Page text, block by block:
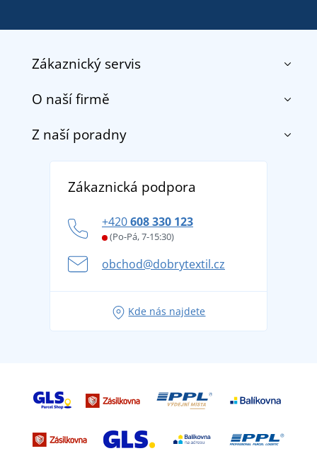
Zákaznický servis
Kontakt
Doprava a platba
Vrácení zboží a reklamace
Potisk a výšivka
Věrnostní program BONTIS +
O naší firmě
O nás
DobrýTextil pro firmy a organizace
Z naší poradny
tradicí od roku 1976
Letní dobrodružství začíná balením aneb připravte
se na dovolenou bez starostí
Zákaznická podpora
+420608 330 123
(Po-Pá, 7-15:30)
obchod@dobrytextil.cz
Kde nás najdete